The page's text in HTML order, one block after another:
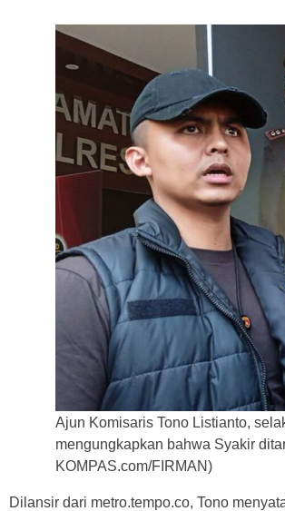
Ajun Komisaris Tono Listianto,
mengungkapkan bahwa Syakir
KOMPAS.com/FIRMAN)
Dilansir dari metro.tempo.co, Tono